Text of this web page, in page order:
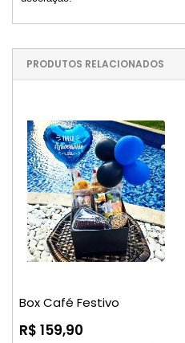
PRODUTOS RELACIONADOS
Box Café Festivo
R$ 159,90